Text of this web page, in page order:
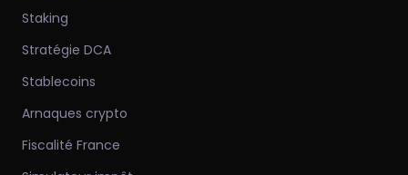
Staking
Stratégie DCA
Stablecoins
Arnaques crypto
Fiscalité France